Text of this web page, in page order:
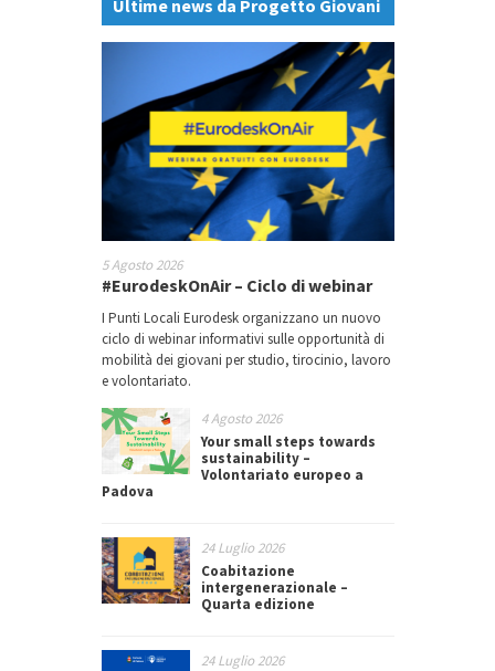
Ultime news da Progetto Giovani
5 Agosto 2026
#EurodeskOnAir – Ciclo di webinar
I Punti Locali Eurodesk organizzano un nuovo
ciclo di webinar informativi sulle opportunità di
mobilità dei giovani per studio, tirocinio, lavoro
e volontariato.
4 Agosto 2026
Your small steps towards
sustainability –
Volontariato europeo a
Padova
24 Luglio 2026
Coabitazione
intergenerazionale –
Quarta edizione
24 Luglio 2026